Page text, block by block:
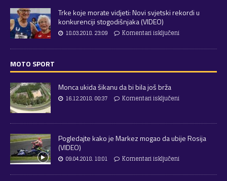
Trke koje morate vidjeti: Novi svjetski rekordi u
konkurenciji stogodišnjaka (VIDEO)
18.03.2018. 23:09 Komentari isključeni
MOTO SPORT
Monca ukida šikanu da bi bila još brža
16.12.2018. 00:37 Komentari isključeni
Pogledajte kako je Markez mogao da ubije Rosija
(VIDEO)
09.04.2018. 18:01 Komentari isključeni